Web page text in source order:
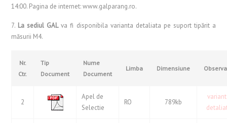
14:00. Pagina de internet: www.galparang.ro.
7. La sediul GALva fi disponibila varianta detaliata pe suport tipărit a
măsurii M4.
Nr.
Ctr.
Tip
Document
Nume
Document
Limba Dimensiune
2
Apel de
Selectie
RO 789kb